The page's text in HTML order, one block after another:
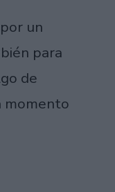
un
para
de
momento